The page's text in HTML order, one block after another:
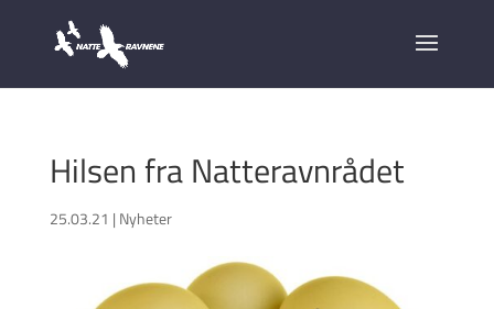
Hilsen fra Natteravnrådet
25.03.21 | Nyheter